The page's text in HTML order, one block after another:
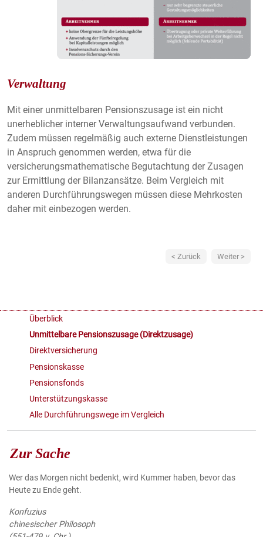
Verwaltung
Mit einer unmittelbaren Pensionszusage ist ein nicht
unerheblicher interner Verwaltungsaufwand verbunden.
Zudem müssen regelmäßig auch externe Dienstleistungen
in Anspruch genommen werden, etwa für die
versicherungsmathematische Begutachtung der Zusagen
zur Ermittlung der Bilanzansätze. Beim Vergleich mit
anderen Durchführungswegen müssen diese Mehrkosten
daher mit einbezogen werden.
< Zurück Weiter >
Überblick
Unmittelbare Pensionszusage (Direktzusage)
Direktversicherung
Pensionskasse
Pensionsfonds
Unterstützungskasse
Alle Durchführungswege im Vergleich
Zur Sache
Wer das Morgen nicht bedenkt, wird Kummer haben, bevor das
Heute zu Ende geht.
Konfuzius
chinesischer Philosoph